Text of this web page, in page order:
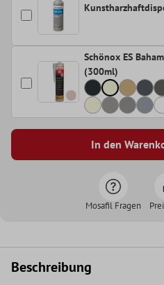
Schönox ES
(300ml)
In den
Mosafil Fragen
Beschreibung